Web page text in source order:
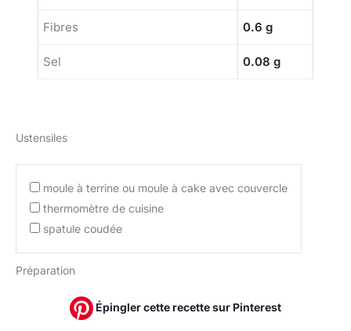
Fibres 0.6 g
Sel 0.08 g
Ustensiles
moule à terrine ou moule à cake avec couvercle
thermomètre de cuisine
spatule coudée
Préparation
Épingler cette recette sur Pinterest